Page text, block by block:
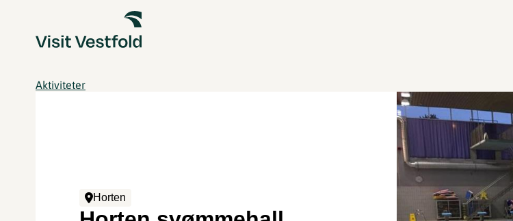
Aktiviteter
Horten